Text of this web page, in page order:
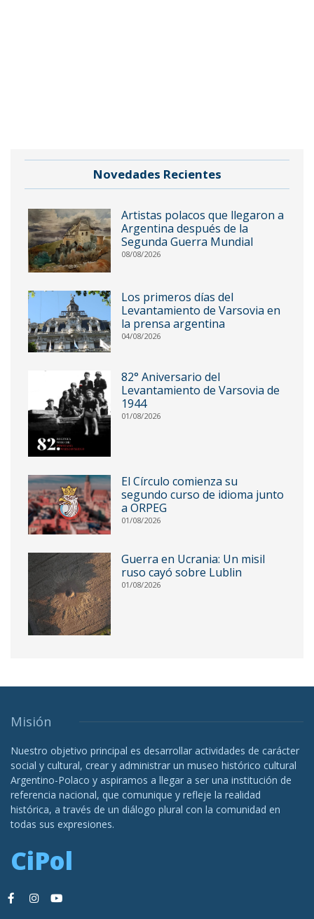
Novedades Recientes
Artistas polacos que llegaron a
Argentina después de la
Segunda Guerra Mundial
08/08/2026
Los primeros días del
Levantamiento de Varsovia en
la prensa argentina
04/08/2026
82° Aniversario del
Levantamiento de Varsovia de
1944
01/08/2026
El Círculo comienza su
segundo curso de idioma junto
a ORPEG
01/08/2026
Guerra en Ucrania: Un misil
ruso cayó sobre Lublin
01/08/2026
Misión
Nuestro objetivo principal es desarrollar actividades de carácter
social y cultural, crear y administrar un museo histórico cultural
Argentino-Polaco y aspiramos a llegar a ser una institución de
referencia nacional, que comunique y refleje la realidad
histórica, a través de un diálogo plural con la comunidad en
todas sus expresiones.
CiPol